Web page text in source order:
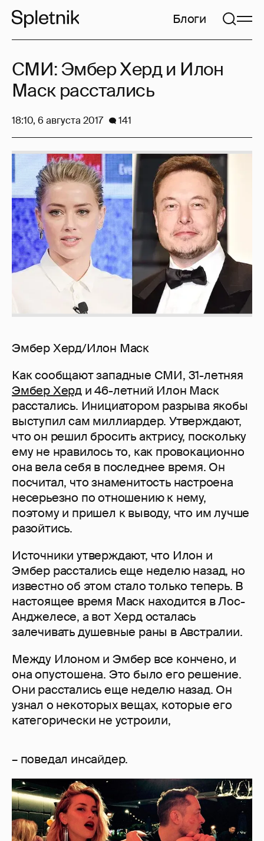
Блоги
Эмбер Херд/Илон Маск
Как сообщают западные СМИ, 31-летняя
Эмбер Херд и 46-летний Илон Маск
расстались. Инициатором разрыва якобы
выступил сам миллиардер. Утверждают,
что он решил бросить актрису, поскольку
ему не нравилось то, как провокационно
она вела себя в последнее время. Он
посчитал, что знаменитость настроена
несерьезно по отношению к нему,
поэтому и пришел к выводу, что им лучше
разойтись.
Источники утверждают, что Илон и
Эмбер расстались еще неделю назад, но
известно об этом стало только теперь. В
настоящее время Маск находится в Лос-
Анджелесе, а вот Херд осталась
залечивать душевные раны в Австралии.
Между Илоном и Эмбер все кончено, и
она опустошена. Это было его решение.
Они расстались еще неделю назад. Он
узнал о некоторых вещах, которые его
категорически не устроили,
– поведал инсайдер.
СМИ: Эмбер Херд и Илон
Маск расстались
18:10, 6 августа 2017 141